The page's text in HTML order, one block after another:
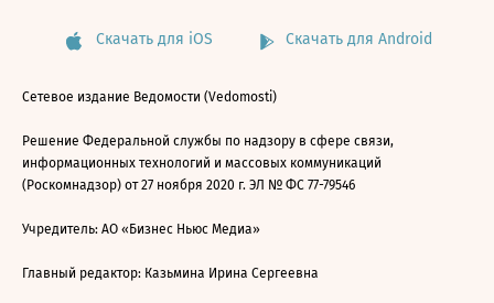
Скачать для iOS Скачать для Android
Сетевое издание Ведомости (Vedomosti)
Решение Федеральной службы по надзору в сфере связи,
информационных технологий и массовых коммуникаций
(Роскомнадзор) от 27 ноября 2020 г. ЭЛ № ФС 77-79546
Учредитель: АО «Бизнес Ньюс Медиа»
Главный редактор: Казьмина Ирина Сергеевна